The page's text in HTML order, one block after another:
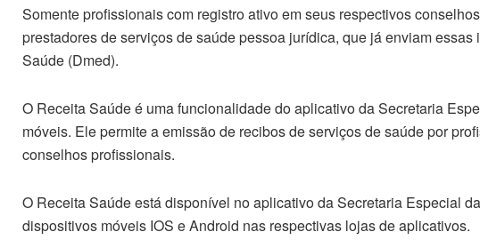
Somente profissionais com registro ativo em seus respectivos
prestadores de serviços de saúde pessoa jurídica, que já enviam
Saúde (Dmed).
O Receita Saúde é uma funcionalidade do aplicativo da Secretaria
móveis. Ele permite a emissão de recibos de serviços de saúde por
conselhos profissionais.
O Receita Saúde está disponível no aplicativo da Secretaria Especial
dispositivos móveis IOS e Android nas respectivas lojas de aplicativos.